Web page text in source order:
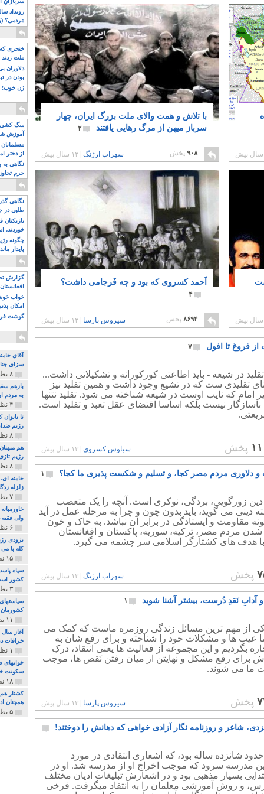
با تلاش و همت والای ملت بزرگ ایران، چهار
سرباز میهن از مرگ رهایی یافتند
۲
۹۰۸پخش سهراب ارژنگ ۱۲ سال پیش
اَحمد کسروی که بود و چه فَرجامی داشت؟
۴
۸۶۹۴پخش سیروس پارسا ۱۲ سال پیش
از فروغ تا افول ۷
در شیعه - باید اطاعتی کورکورانه و تشکیلاتی داشت...
تقلیدی ست که در تشیع وجود داشت و همین تقلید نیز
امام که نایب اوست در شیعه شناخته می شود. تقلید نتنها
ناسازگار نیست بلکه اساسا اقتضای عقل تعبد و تقلید است.
پخش سیاوش کسروی ۱۳ سال پیش
دلاوری مردم مصر کجا، و تسلیم و شکست پذیری ما کجا؟ ۱
دین زورگویی، بردگی، نوکری است. آنچه را یک متعصب
دینی می گوید، باید بدون چون و چرا به مرحله عمل در آید
مقاومت و ایستادگی در برابر آن نباشد. به خاک و خون
مردم مصر، ترکیه، سوریه، پاکستان و افغانستان
هدف های کشتارگر اسلامی سر چشمه می گیرد.
پخش سهراب ارژنگ ۱۳ سال پیش
و آدابِ نَقدِ دُرست، بیشتر آشنا شوید ۱
یکی از مهم ترین مسائل زندگی روزمره ماست که کمک می
ما عیب ها و مشکلات خود را شناخته و برای رفع شان به
بگردیم و این مجموعه از فعالیت ها یعنی انتقاد، درکِ
برای رفع مشکل و نهایتن از میان رفتن نَقص ها، موجب
ما می شوند.
پخش سیروس پارسا ۱۳ سال پیش
شاعر و روزنامه نگار آزادی خواهی که دهانش را دوختند!
شانزده ساله بود، که اشعاری انتقادی در مورد
مدرسه سرود که موجب اخراج او از مدرسه شد. او در
بسیار مذهبی بود و در اشعارش تبلیغات ادیان مختلف
و روش آموزشی معلمان را به انتقاد میگرفت. فرخی
مَردمی؟
خنجری
ملت زدند
دلاوران
بودن در
ژن خوب!
سگ
آموزش
بیشتر
از دختر
مسلمان
نگاهی به
جرم
آویز
نگاهی
طلبی در
بازیکنان
خوردند،
چگونه
پایدار
گزارش
خواب خوش
امکان
گوشت
آقای
سزای
۸ نظر و ۱۸۰ پخش
بازهم
به مردم
۴ نظر و ۹۷ پخش
تا
رژیم
۸ نظر و ۸۹ پخش
هم
رژیم
۸ نظر و ۲۱۹ پخش
زلزله
۷ نظر و ۲۱۰ پخش
ولی فقیه
۶ نظر و ۱۵۷ پخش
بزودی
کله پا
۱۵ نظر و ۳۲۷ پخش
سپاه
کشور
۳ نظر و ۱۶۲ پخش
۱۱ نظر و ۳۱۵ پخش
آغاز
خرافات
۱ نظر و ۷۴ پخش
خوابهای
سکونت
۱۸ نظر و ۸۹۷ پخش
کشتار هم
همچنان
۵ نظر و ۲۵۹ پخش